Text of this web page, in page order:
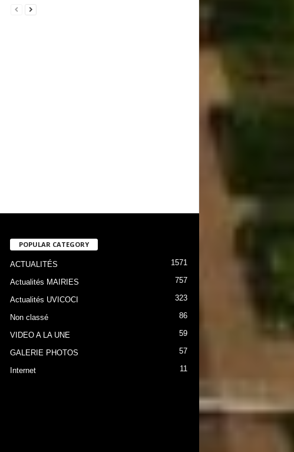
POPULAR CATEGORY
ACTUALITÉS 1571
Actualités MAIRIES 757
Actualités UVICOCI 323
Non classé 86
VIDEO A LA UNE 59
GALERIE PHOTOS 57
Internet 11